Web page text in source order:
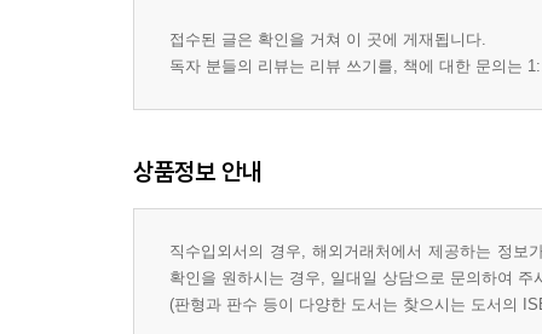
접수된 글은 확인을 거쳐 이 곳에 게재됩니다.
독자 분들의 리뷰는 리뷰 쓰기를, 책에 대한 문의는
상품정보 안내
직수입외서의 경우, 해외거래처에서 제공하는 정
확인을 원하시는 경우, 일대일 상담으로 문의하여 주
(판형과 판수 등이 다양한 도서는 찾으시는 도서의